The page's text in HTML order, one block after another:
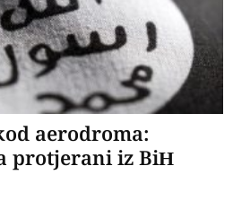
aerodroma:
protjerani iz BiH